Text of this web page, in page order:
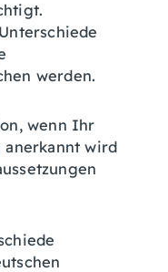
werden.
wenn Ihr
anerkannt wird